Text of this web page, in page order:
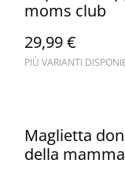
moms club
29,99 €
PIÙ VARIANTI
Maglietta
della mamma